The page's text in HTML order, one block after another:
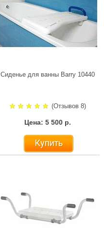
Сиденье для ванны Barry 10440
(Отзывов 8)
Цена: 5 500 р.
Купить